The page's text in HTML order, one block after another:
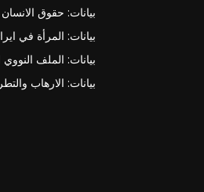
بيانات: حقوق الانسان
بيانات: المرأة في
بيانات: الملف النووي
بيانات: الارهاب